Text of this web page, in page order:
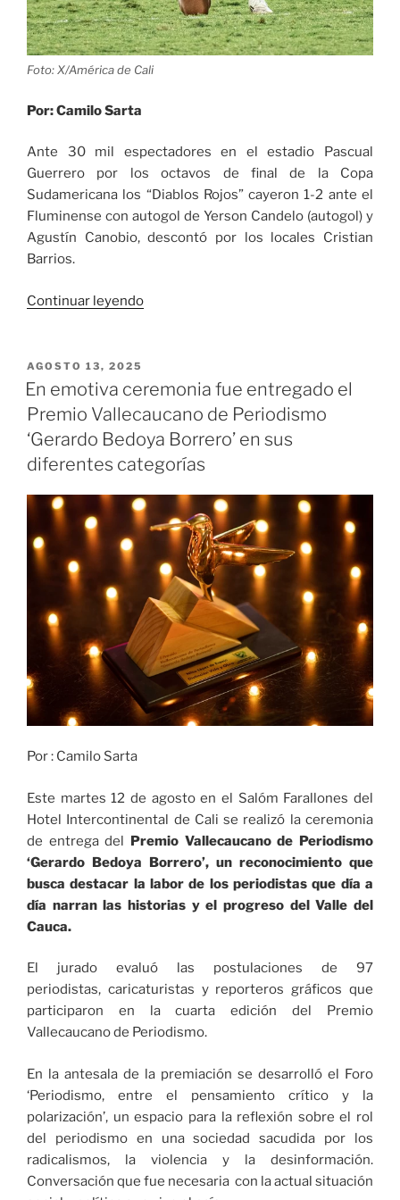
Foto: X/América de Cali
Por: Camilo Sarta
Ante 30 mil espectadores en el estadio Pascual
Guerrero por los octavos de final de la Copa
Sudamericana los “Diablos Rojos” cayeron 1-2 ante el
Fluminense con autogol de Yerson Candelo (autogol) y
Agustín Canobio, descontó por los locales Cristian
Barrios.
Continuar leyendo«Absurda
como
local
ante
Fluminense»
PUBLICADO
EL
AGOSTO 13, 2025
En emotiva ceremonia fue entregado el
Premio Vallecaucano de Periodismo
‘Gerardo Bedoya Borrero’ en sus
diferentes categorías
Por : Camilo Sarta
Este martes 12 de agosto en el Salóm Farallones del
Hotel Intercontinental de Cali se realizó la ceremonia
de entrega del Premio Vallecaucano de Periodismo
‘Gerardo Bedoya Borrero’, un reconocimiento que
busca destacar la labor de los periodistas que día a
día narran las historias y el progreso del Valle del
Cauca.
El jurado evaluó las postulaciones de 97
periodistas, caricaturistas y reporteros gráficos que
participaron en la cuarta edición del Premio
Vallecaucano de Periodismo.
En la antesala de la premiación se desarrolló el Foro
‘Periodismo, entre el pensamiento crítico y la
polarización’, un espacio para la reflexión sobre el rol
del periodismo en una sociedad sacudida por los
radicalismos, la violencia y la desinformación.
Conversación que fue necesaria con la actual situación